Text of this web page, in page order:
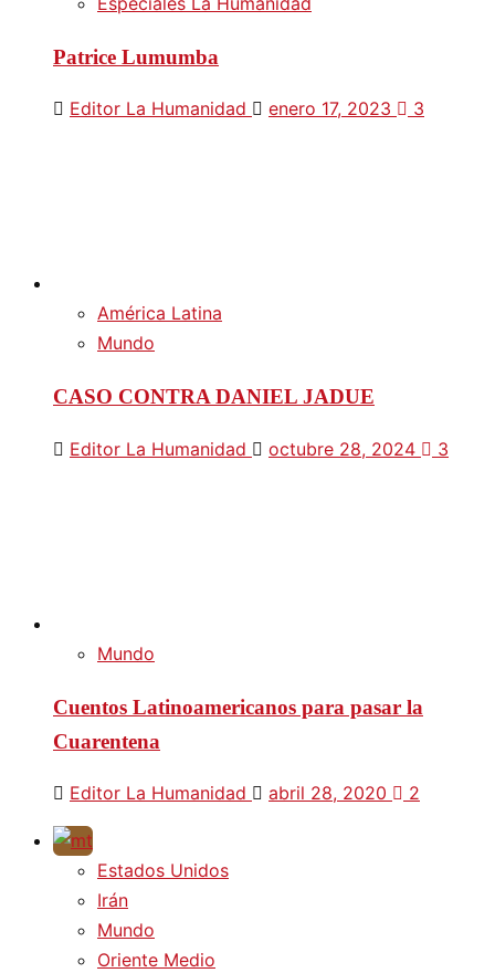
Patrice Lumumba
Editor La Humanidad enero 17, 2023 3
América Latina
Mundo
CASO CONTRA DANIEL JADUE
Editor La Humanidad octubre 28, 2024 3
Mundo
Cuentos Latinoamericanos para pasar la
Cuarentena
Editor La Humanidad abril 28, 2020 2
Estados Unidos
Irán
Mundo
Oriente Medio